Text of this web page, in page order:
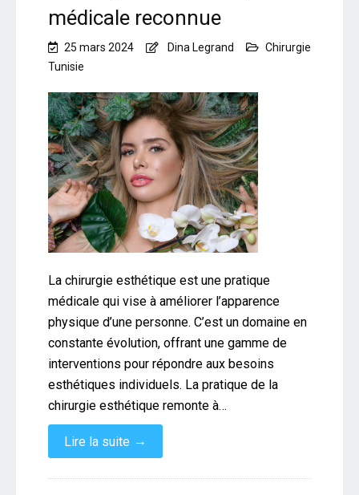
médicale reconnue
25 mars 2024 Dina Legrand
Chirurgie
Tunisie
La chirurgie esthétique est une pratique
médicale qui vise à améliorer l’apparence
physique d’une personne. C’est un domaine en
constante évolution, offrant une gamme de
interventions pour répondre aux besoins
esthétiques individuels. La pratique de la
chirurgie esthétique remonte à…
Lire la suite →